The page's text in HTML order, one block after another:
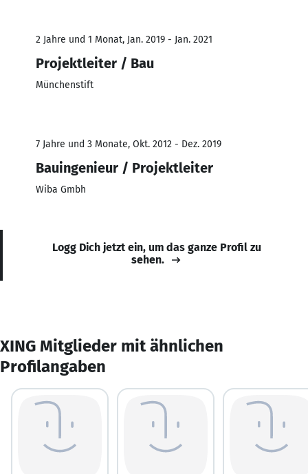
2 Jahre und 1 Monat, Jan. 2019 - Jan. 2021
Projektleiter / Bau
Münchenstift
7 Jahre und 3 Monate, Okt. 2012 - Dez. 2019
Bauingenieur / Projektleiter
Wiba Gmbh
Logg Dich jetzt ein, um das ganze Profil zu
sehen.
XING Mitglieder mit ähnlichen
Profilangaben